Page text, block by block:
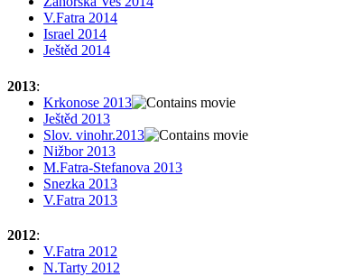
V.Fatra 2014
Israel 2014
Ještěd 2014
2013:
Krkonose 2013
Ještěd 2013
Slov. vinohr.2013
Nižbor 2013
M.Fatra-Stefanova 2013
Snezka 2013
V.Fatra 2013
2012:
V.Fatra 2012
N.Tarty 2012